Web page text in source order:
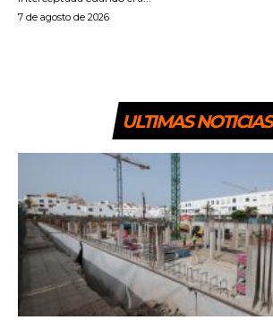
7 de agosto de 2026
ULTIMAS NOTICIAS